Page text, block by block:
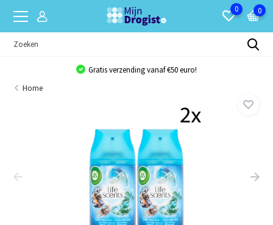
0 0
Gratis verzending vanaf €50 euro!
Home